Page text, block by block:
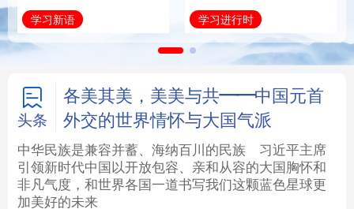
信息化 数字经济
学术中国 乡村振兴 银龄 溯源中国
城市 旅游 能源
彩票 娱乐 时尚 悦读
学习新语 学习进行时
头条
各美其美，美美与共——中国元首
外交的世界情怀与大国气派
中华民族是兼容并蓄、海纳百川的民族
习近平主席
引领新时代中国以开放包容、亲和从容的大国胸怀和
非凡气度，和世界各国一道书写我们这颗蓝色星球更
加美好的未来